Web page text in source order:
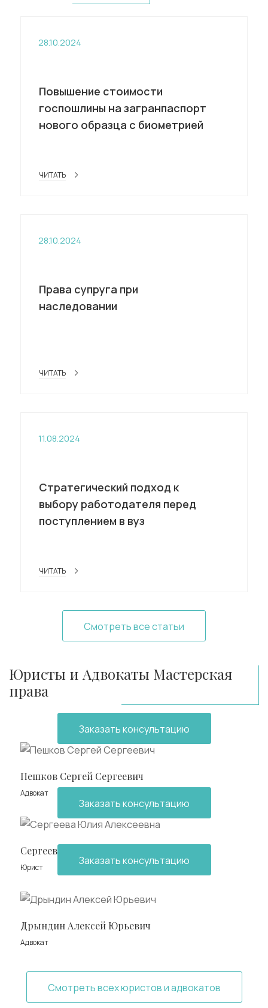
28.10.2024
Повышение стоимости
госпошлины на загранпаспорт
нового образца с биометрией
ЧИТАТЬ
28.10.2024
Права супруга при
наследовании
ЧИТАТЬ
11.08.2024
Стратегический подход к
выбору работодателя перед
поступлением в вуз
ЧИТАТЬ
Смотреть все статьи
Юристы и Адвокаты Мастерская
права
Пешков Сергей Сергеевич
Адвокат
Заказать консультацию
Сергеева Юлия Алексеевна
Юрист
Заказать консультацию
Дрындин Алексей Юрьевич
Адвокат
Заказать консультацию
Смотреть всех юристов и адвокатов